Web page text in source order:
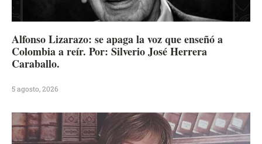
Alfonso Lizarazo: se apaga la voz que enseñó a
Colombia a reír. Por: Silverio José Herrera
Caraballo.
5 agosto, 2026